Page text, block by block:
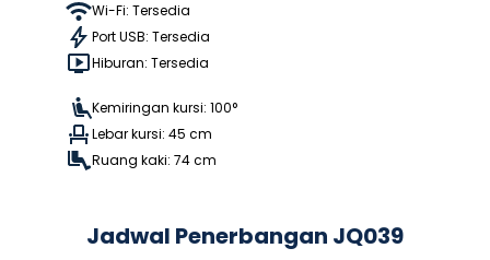
Wi-Fi: Tersedia
Port USB: Tersedia
Hiburan: Tersedia
Kemiringan kursi: 100°
Lebar kursi: 45 cm
Ruang kaki: 74 cm
Jadwal Penerbangan JQ039